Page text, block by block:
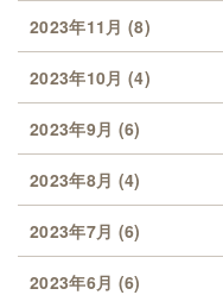
2023年11月 (8)
2023年10月 (4)
2023年9月 (6)
2023年8月 (4)
2023年7月 (6)
2023年6月 (6)